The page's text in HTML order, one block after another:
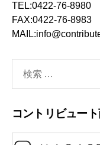
TEL:0422-76-8980
FAX:0422-76-8983
索
コントリビュー